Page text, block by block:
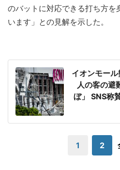
のバットに対応できる打ち方を
います」との見解を示した。
イオンモー
人の客の避
ぼ」 SNS称
1 2